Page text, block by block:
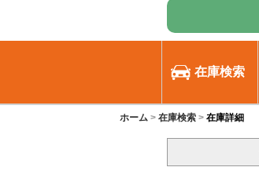
在庫検索
ホーム 在庫検索 在庫詳細